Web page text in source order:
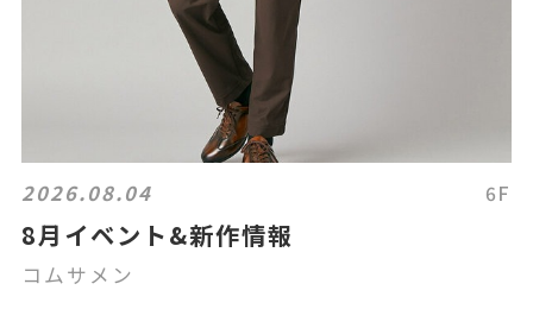
2026.08.04 6F
8月イベント&新作情報
コムサメン